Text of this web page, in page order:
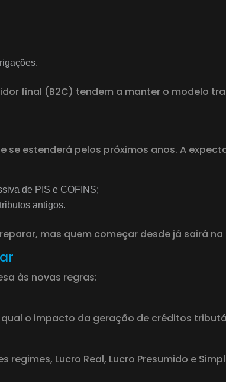
final (B2C) tendem a manter o modelo
estenderá pelos próximos anos. A
de PIS e COFINS;
antigos.
mas quem começar desde já sairá na
às novas regras:
qual o impacto da geração de créditos
Lucro Real, Lucro Presumido e